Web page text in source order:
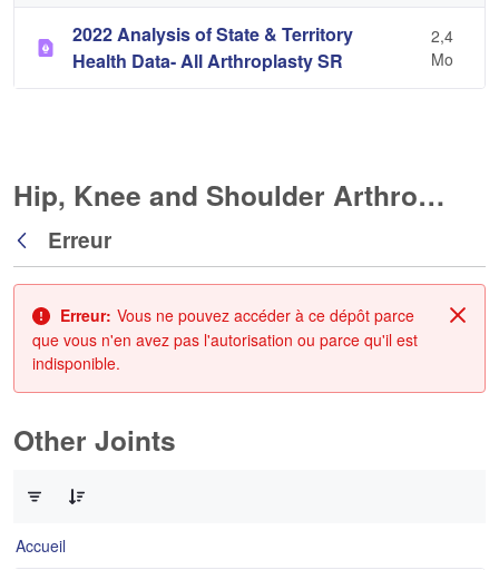
2022 Analysis of State & Territory
Health Data- All Arthroplasty SR
2,4
Mo
Hip, Knee and Shoulder Arthroplasty
Retour
Erreur
Fin
Erreur: Vous ne pouvez accéder à ce dépôt parce
que vous n'en avez pas l'autorisation ou parce qu'il est
indisponible.
Other Joints
Accueil